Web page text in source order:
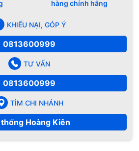
hàng chính hãng
KHIẾU NẠI, GÓP Ý
0813600999
TƯ VẤN
0813600999
TÌM CHI NHÁNH
thống Hoàng Kiên